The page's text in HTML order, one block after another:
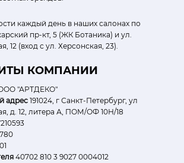
каждый день в наших салонах по
пр-кт, 5 (ЖК Ботаника) и ул.
12 (вход с ул. Херсонская, 23).
КОМПАНИИ
"АРТДЕКО"
адрес 191024, г Санкт-Петербург, ул
д. 12, литера А, ПОМ/ОФ 10Н/18
40702 810 3 9027 0004012